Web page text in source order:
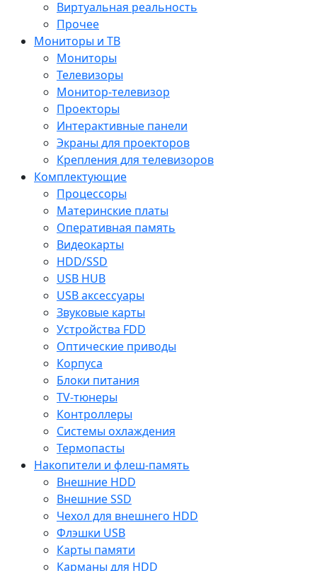
Виртуальная реальность
Прочее
Мониторы и ТВ
Мониторы
Телевизоры
Монитор-телевизор
Проекторы
Интерактивные панели
Экраны для проекторов
Крепления для телевизоров
Комплектующие
Процессоры
Материнские платы
Оперативная память
Видеокарты
HDD/SSD
USB HUB
USB аксессуары
Звуковые карты
Устройства FDD
Оптические приводы
Корпуса
Блоки питания
TV-тюнеры
Контроллеры
Системы охлаждения
Термопасты
Накопители и флеш-память
Внешние HDD
Внешние SSD
Чехол для внешнего HDD
Флэшки USB
Карты памяти
Карманы для HDD